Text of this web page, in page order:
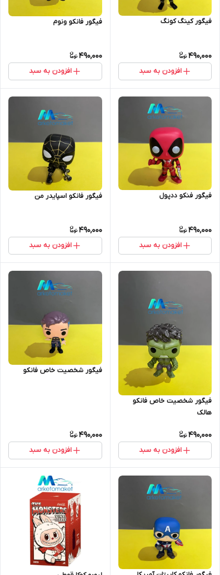
فیگور کینگ کونگ
490,000
افزودن به سبد
فیگور فانکو ونوم
490,000
افزودن به سبد
فیگور فنکو ددپول
490,000
افزودن به سبد
فیگور فانکو اسپایدر من
490,000
افزودن به سبد
فیگور شخصیت خاص فانکو
هالک
490,000
افزودن به سبد
فیگور شخصیت خاص فانکو
490,000
افزودن به سبد